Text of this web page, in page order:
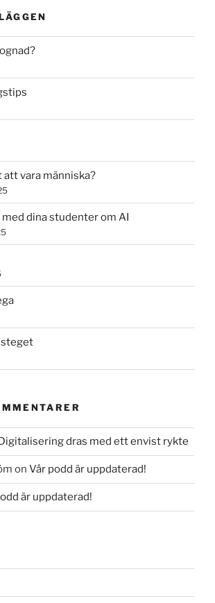
att vara människa?
dina studenter om AI
dras med ett envist rykte
on Vår podd är uppdaterad!
är uppdaterad!